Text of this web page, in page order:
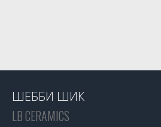
ШЕББИ ШИК
LB CERAMICS